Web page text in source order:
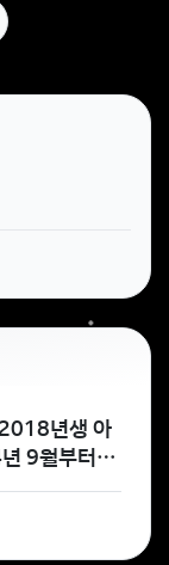
년생 아
9월부터
비아(BC)주